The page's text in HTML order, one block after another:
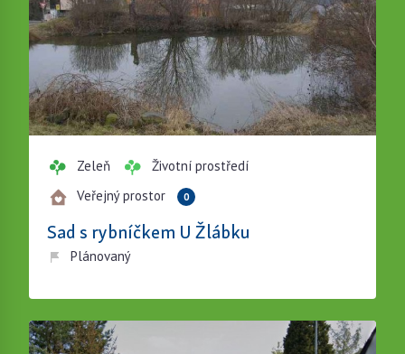
Zeleň
Životní prostředí
Veřejný prostor
0
Sad s rybníčkem U Žlábku
Plánovaný